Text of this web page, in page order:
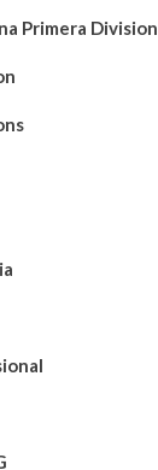
Primera Division